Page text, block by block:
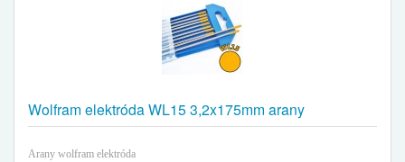
Wolfram elektróda WL15 3,2x175mm arany
Arany wolfram elektróda